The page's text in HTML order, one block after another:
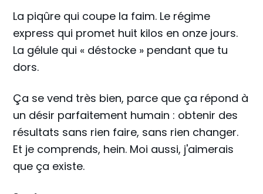
La piqûre qui coupe la faim. Le régime
express qui promet huit kilos en onze jours.
La gélule qui « déstocke » pendant que tu
dors.
Ça se vend très bien, parce que ça répond à
un désir parfaitement humain : obtenir des
résultats sans rien faire, sans rien changer.
Et je comprends, hein. Moi aussi, j'aimerais
que ça existe.